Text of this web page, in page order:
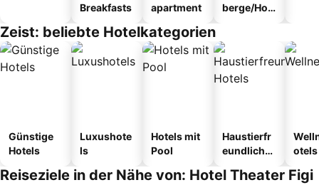
Breakfasts
apartment
berge/Hos
Zeist: beliebte Hotelkategorien
Günstige
Hotels
Luxushote
ls
Hotels mit
Pool
Haustierfr
eundliche
otels
Reiseziele in der Nähe von: Hotel Theater Figi